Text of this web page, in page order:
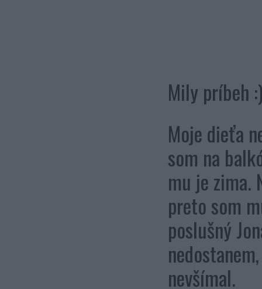
Mily príbeh :)
Moje dieťa
som na
mu je zima.
preto som
poslušný
nevšímal.